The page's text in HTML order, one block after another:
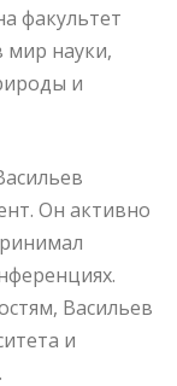
факультет
мир науки,
и
Он активно
Васильев
и